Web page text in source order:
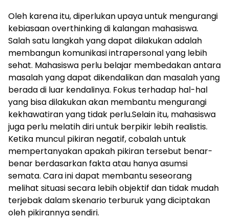
Oleh karena itu, diperlukan upaya untuk mengurangi
kebiasaan overthinking di kalangan mahasiswa.
Salah satu langkah yang dapat dilakukan adalah
membangun komunikasi intrapersonal yang lebih
sehat. Mahasiswa perlu belajar membedakan antara
masalah yang dapat dikendalikan dan masalah yang
berada di luar kendalinya. Fokus terhadap hal-hal
yang bisa dilakukan akan membantu mengurangi
kekhawatiran yang tidak perlu.Selain itu, mahasiswa
juga perlu melatih diri untuk berpikir lebih realistis.
Ketika muncul pikiran negatif, cobalah untuk
mempertanyakan apakah pikiran tersebut benar-
benar berdasarkan fakta atau hanya asumsi
semata. Cara ini dapat membantu seseorang
melihat situasi secara lebih objektif dan tidak mudah
terjebak dalam skenario terburuk yang diciptakan
oleh pikirannya sendiri.